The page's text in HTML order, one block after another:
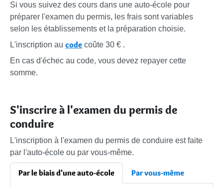
Si vous suivez des cours dans une auto-école pour
préparer l'examen du permis, les frais sont variables
selon les établissements et la préparation choisie.
L'inscription au code coûte 30 € .
En cas d'échec au code, vous devez repayer cette
somme.
S'inscrire à l'examen du permis de
conduire
L'inscription à l'examen du permis de conduire est faite
par l'auto-école ou par vous-même.
Par le biais d'une auto-école Par vous-même